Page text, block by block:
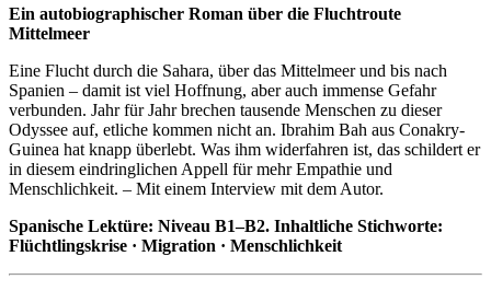
Ein autobiographischer Roman über die Fluchtroute
Mittelmeer
Eine Flucht durch die Sahara, über das Mittelmeer und bis nach
Spanien – damit ist viel Hoffnung, aber auch immense Gefahr
verbunden. Jahr für Jahr brechen tausende Menschen zu dieser
Odyssee auf, etliche kommen nicht an. Ibrahim Bah aus Conakry-
Guinea hat knapp überlebt. Was ihm widerfahren ist, das schildert er
in diesem eindringlichen Appell für mehr Empathie und
Menschlichkeit. – Mit einem Interview mit dem Autor.
Spanische Lektüre: Niveau B1–B2. Inhaltliche Stichworte:
Flüchtlingskrise · Migration · Menschlichkeit